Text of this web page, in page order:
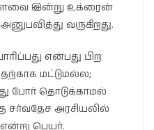
இன்று உக்ரைன்
வருகிறது.
என்பது பிற
மட்டுமல்ல;
போர் தொடுக்காமல்
சர்வதேச அரசியலில்
என்று பெயர்.